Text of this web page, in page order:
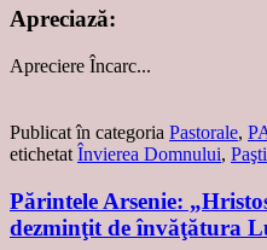
Apreciază:
Apreciere Încarc...
Publicat în categoria Pastorale,
etichetat Învierea Domnului, Paşti
Părintele Arsenie:
dezminţit de învăţătura